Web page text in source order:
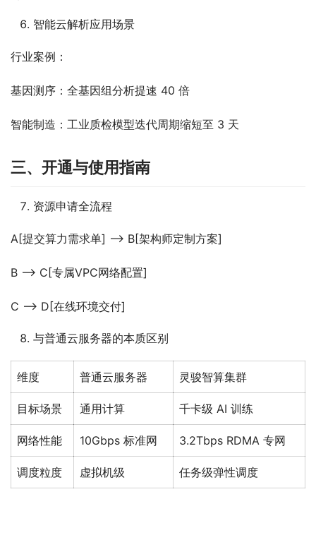
智能云解析应用场景
行业案例：
基因测序：全基因组分析提速 40 倍
智能制造：工业质检模型迭代周期缩短至 3 天
三、开通与使用指南
资源申请全流程
A[提交算力需求单] –> B[架构师定制方案]
B –> C[专属VPC网络配置]
C –> D[在线环境交付]
与普通云服务器的本质区别
维度 普通云服务器 灵骏智算集群
目标场景 通用计算 千卡级 AI 训练
网络性能 10Gbps 标准网 3.2Tbps RDMA 专网
调度粒度 虚拟机级 任务级弹性调度